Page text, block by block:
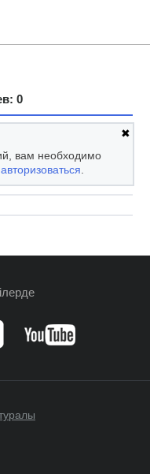
0
✖
вам необходимо
авторизоваться